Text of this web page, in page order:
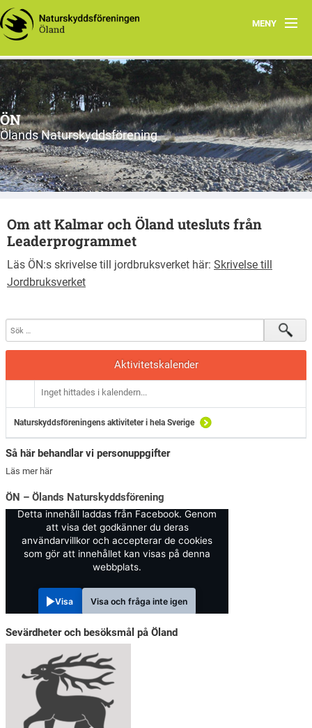
MENY
Hem
Om ÖN
Aktiviteter
ÖN tycker
Natur- och miljöorganisationer på Öland
Ölands natur
ÖN
Ölands Naturskyddsförening
Om att Kalmar och Öland utesluts från
Leaderprogrammet
Läs ÖN:s skrivelse till jordbruksverket här: Skrivelse till
Jordbruksverket
Aktivitetskalender
Inget hittades i kalendern...
Naturskyddsföreningens aktiviteter i hela Sverige
Så här behandlar vi personuppgifter
Läs mer här
ÖN – Ölands Naturskyddsförening
Detta innehåll laddas från Facebook. Genom
att visa det godkänner du deras
användarvillkor och accepterar de cookies
som gör att innehållet kan visas på denna
webbplats.
Visa Visa och fråga inte igen
Sevärdheter och besöksmål på Öland